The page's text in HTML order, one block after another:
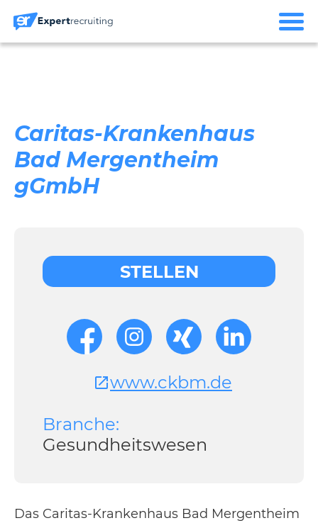
Caritas-Krankenhaus
Bad Mergentheim
gGmbH
Das Caritas-Krankenhaus Bad Mergentheim
STELLEN
www.ckbm.de
Branche:
Gesundheitswesen